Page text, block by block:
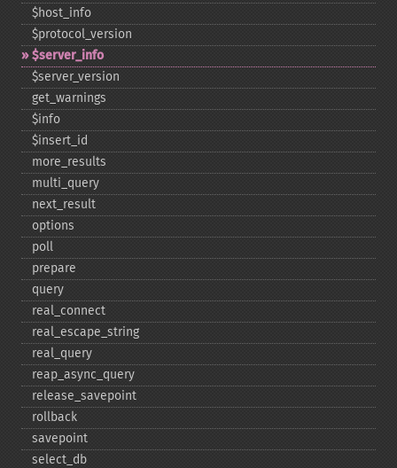
$host_​info
$protocol_​version
$server_​info
$server_​version
get_​warnings
$info
$insert_​id
more_​results
multi_​query
next_​result
options
poll
prepare
query
real_​connect
real_​escape_​string
real_​query
reap_​async_​query
release_​savepoint
rollback
savepoint
select_​db